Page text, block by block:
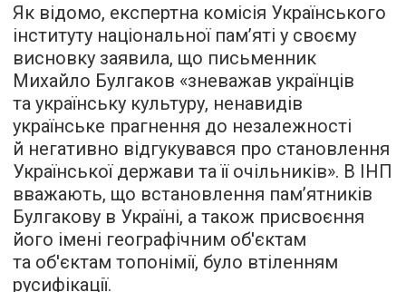
Як відомо, експертна комісія Українського
інституту національної пам’яті у своєму
висновку заявила, що письменник
Михайло Булгаков «зневажав українців
та українську культуру, ненавидів
українське прагнення до незалежності
й негативно відгукувався про становлення
Української держави та її очільників». В ІНП
вважають, що встановлення пам’ятників
Булгакову в Україні, а також присвоєння
його імені географічним об'єктам
та об'єктам топонімії, було втіленням
русифікації.